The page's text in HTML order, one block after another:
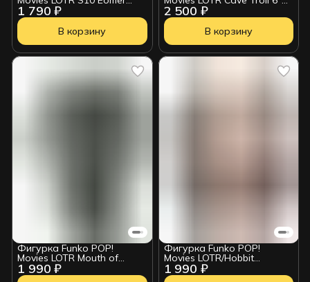
1 790 ₽
(1982) 90310
В корзину
2 500 ₽
(1580) 80830
В корзину
1 990 ₽
Фигурка Funko POP!
Movies LOTR Mouth of
Sauron (1578) 80832
1 990 ₽
Фигурка Funko POP!
Movies LOTR/Hobbit
Saruman (447) 13555